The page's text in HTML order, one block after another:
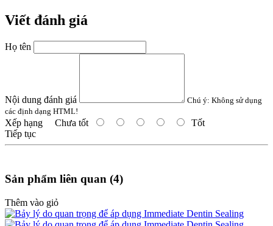
Viết đánh giá
Họ tên
Nội dung đánh giá Chú ý: Không sử dụng
các định dạng HTML!
Xếp hạng Chưa tốt
Tốt
Tiếp tục
Sản phẩm liên quan (4)
Thêm vào giỏ